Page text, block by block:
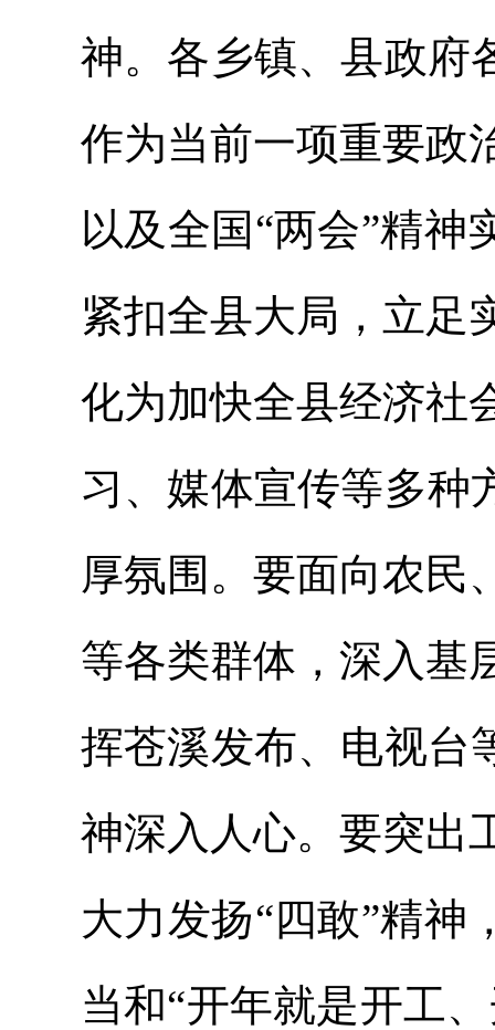
神。各乡镇、县政府
作为当前一项重要政
以及全国“两会”精神
紧扣全县大局，立足
化为加快全县经济社
习、媒体宣传等多种
厚氛围。要面向农民
等各类群体，深入基
挥苍溪发布、电视台
神深入人心。要突出
大力发扬“四敢”精神
当和“开年就是开工